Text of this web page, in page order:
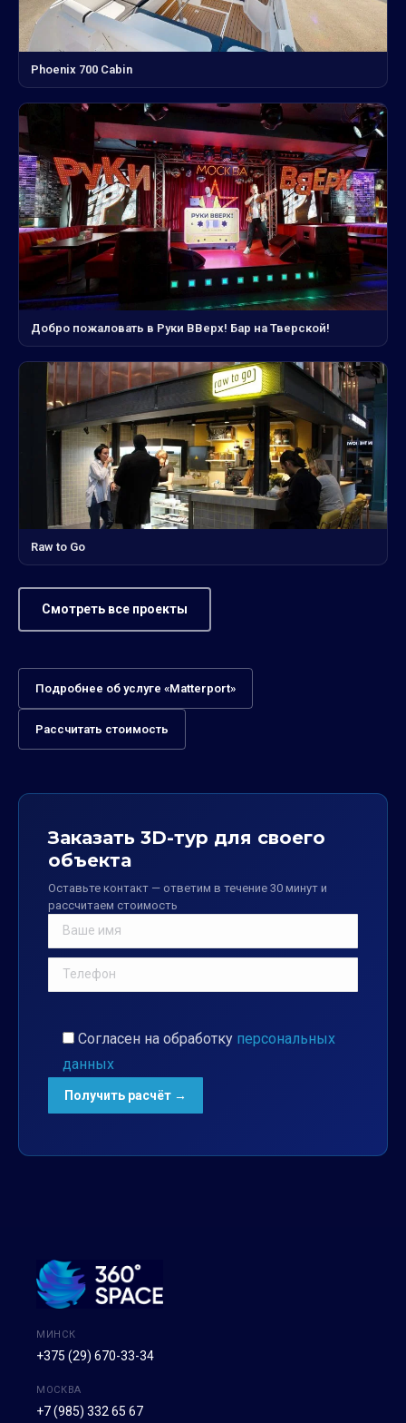
Phoenix 700 Cabin
Добро пожаловать в Руки ВВерх! Бар на Тверской!
Raw to Go
Смотреть все проекты
Подробнее об услуге «Matterport»
Рассчитать стоимость
Заказать 3D-тур для своего
объекта
Оставьте контакт — ответим в течение 30 минут и
рассчитаем стоимость
Согласен на обработку персональных
данных
МИНСК
+375 (29) 670-33-34
МОСКВА
+7 (985) 332 65 67